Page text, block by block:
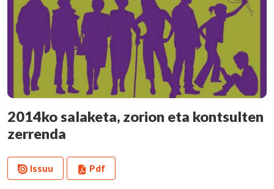
2014ko salaketa, zorion eta kontsulten
zerrenda
Issuu Pdf